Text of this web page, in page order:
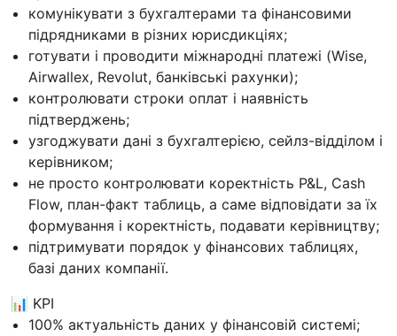
комунікувати з бухгалтерами та фінансовими
підрядниками в різних юрисдикціях;
готувати і проводити міжнародні платежі (Wise,
Airwallex, Revolut, банківські рахунки);
контролювати строки оплат і наявність
підтверджень;
узгоджувати дані з бухгалтерією, сейлз-відділом і
керівником;
не просто контролювати коректність P&L, Cash
Flow, план-факт таблиць, а саме відповідати за їх
формування і коректність, подавати керівництву;
підтримувати порядок у фінансових таблицях,
базі даних компанії.
📊 KPI
100% актуальність даних у фінансовій системі;